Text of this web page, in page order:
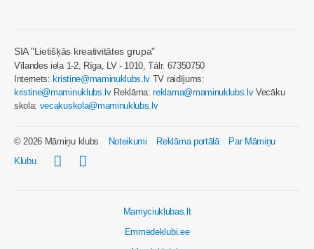
SIA "Lietišķās kreativitātes grupa"
Vīlandes iela 1-2, Rīga, LV - 1010, Tālr. 67350750
Internets:kristine@maminuklubs.lv TV raidījums:
kristine@maminuklubs.lvReklāma:reklama@maminuklubs.lvVecāku
skola: vecakuskola@maminuklubs.lv
© 2026 Māmiņu klubs Noteikumi Reklāma portālā
Par Māmiņu
Klubu
Mamyciuklubas.lt
Emmedeklubi.ee